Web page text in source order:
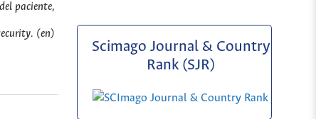
paciente,
(en)
Scimago Journal & Country
Rank (SJR)